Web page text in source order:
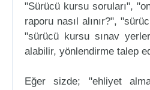
"Sürücü kursu soruları",
raporu nasıl alınır?",
"sürücü kursu sınav
alabilir, yönlendirme talep
Eğer sizde; "ehliyet